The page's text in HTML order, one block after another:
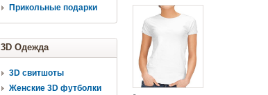
Прикольные подарки
3D Одежда
3D свитшоты
Женские 3D футболки